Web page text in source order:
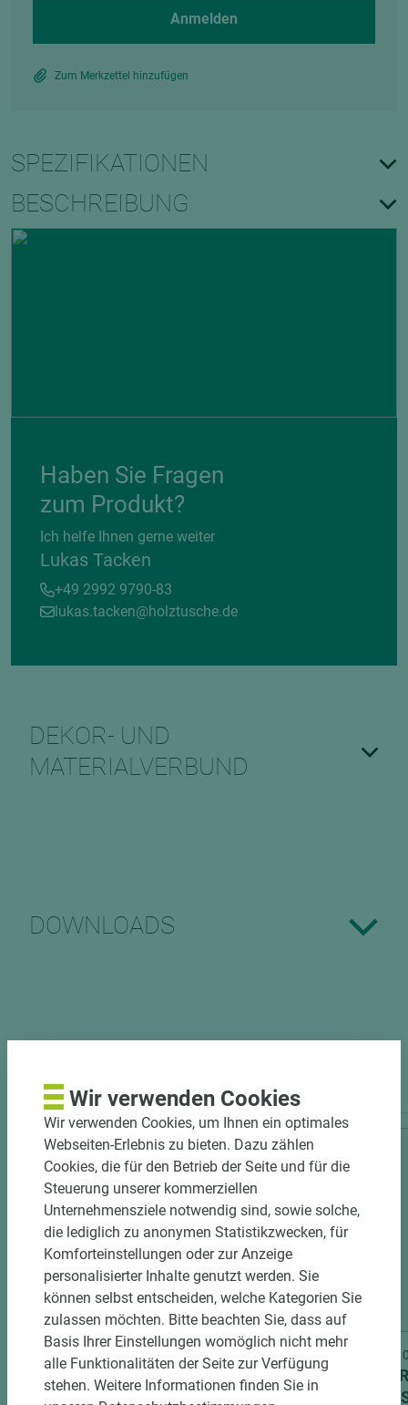
Anmelden
Zum Merkzettel hinzufügen
SPEZIFIKATIONEN
BESCHREIBUNG
Haben Sie Fragen
zum Produkt?
Ich helfe Ihnen gerne weiter
Lukas Tacken
+49 2992 9790-83
lukas.tacken@holztusche.de
DEKOR- UND
MATERIALVERBUND
DOWNLOADS
Art.-Nr. 06100020014
EGGER Dekorspanplatte Flammex
U960 ST9 Smoothtouch Matt
Art.-Nr.
Wir verwenden Cookies
Wir verwenden Cookies, um Ihnen ein optimales
Webseiten-Erlebnis zu bieten. Dazu zählen
Cookies, die für den Betrieb der Seite und für die
Steuerung unserer kommerziellen
Unternehmensziele notwendig sind, sowie solche,
die lediglich zu anonymen Statistikzwecken, für
Komforteinstellungen oder zur Anzeige
personalisierter Inhalte genutzt werden. Sie
können selbst entscheiden, welche Kategorien Sie
zulassen möchten. Bitte beachten Sie, dass auf
Basis Ihrer Einstellungen womöglich nicht mehr
alle Funktionalitäten der Seite zur Verfügung
stehen. Weitere Informationen finden Sie in